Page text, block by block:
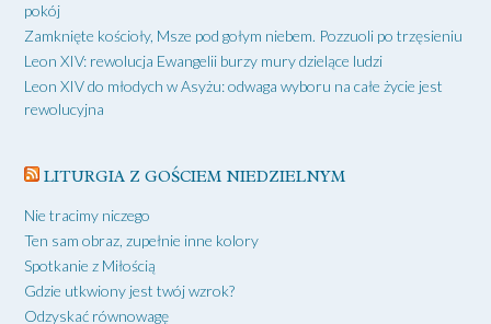
pokój
Zamknięte kościoły, Msze pod gołym niebem. Pozzuoli po trzęsieniu
Leon XIV: rewolucja Ewangelii burzy mury dzielące ludzi
Leon XIV do młodych w Asyżu: odwaga wyboru na całe życie jest
rewolucyjna
LITURGIA Z GOŚCIEM NIEDZIELNYM
Nie tracimy niczego
Ten sam obraz, zupełnie inne kolory
Spotkanie z Miłością
Gdzie utkwiony jest twój wzrok?
Odzyskać równowagę